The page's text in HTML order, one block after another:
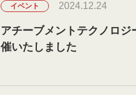
イベント 2024.12.24
アチーブメントテクノロ
催いたしました